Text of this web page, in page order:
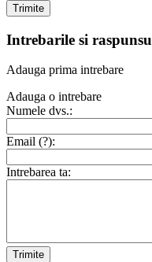
Trimite
Intrebarile si
Adauga prima intrebare
Adauga o intrebare
Numele dvs.:
Email (?):
Intrebarea ta:
Trimite